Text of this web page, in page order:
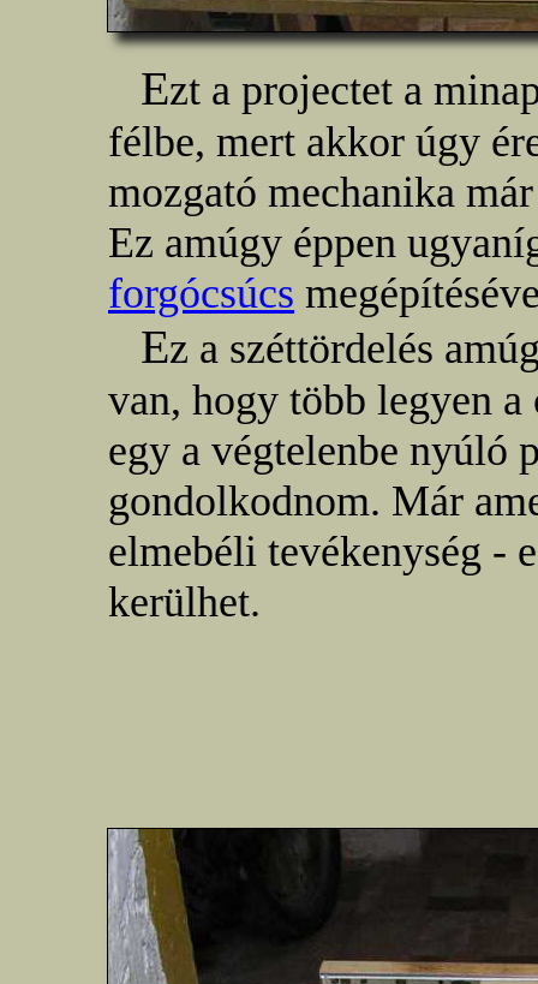
Ezt a projectet a
félbe, mert akkor úgy
mozgató mechanika
Ez amúgy éppen
forgócsúcs
Ez a széttördelés
van, hogy több legyen
egy a végtelenbe nyúló
gondolkodnom. Már
elmebéli tevékenység -
kerülhet.